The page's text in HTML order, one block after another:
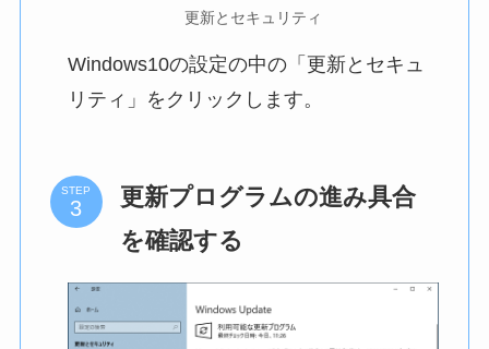
更新とセキュリティ
Windows10の設定の中の「更新とセキュ
リティ」をクリックします。
STEP
更新プログラムの進み具合
を確認する